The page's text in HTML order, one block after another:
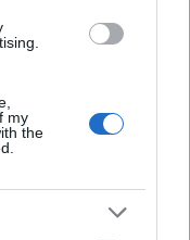
my
the
βλέπουμε ότι οι
μειώνονται,
κέρδους
θα πρέπει να
πέφτουν.